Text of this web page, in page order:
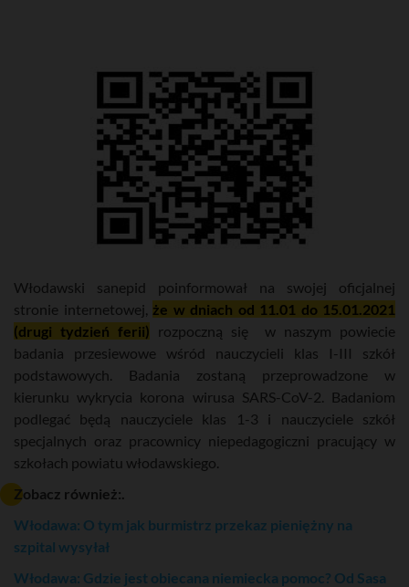
Włodawski sanepid poinformował na swojej oficjalnej
stronie internetowej, że w dniach od 11.01 do 15.01.2021
(drugi tydzień ferii) rozpoczną się w naszym powiecie
badania przesiewowe wśród nauczycieli klas I-III szkół
podstawowych. Badania zostaną przeprowadzone w
kierunku wykrycia korona wirusa SARS-CoV-2. Badaniom
podlegać będą nauczyciele klas 1-3 i nauczyciele szkół
specjalnych oraz pracownicy niepedagogiczni pracujący w
szkołach powiatu włodawskiego.
Zobacz również:.
Włodawa: O tym jak burmistrz przekaz pieniężny na
szpital wysyłał
Włodawa: Gdzie jest obiecana niemiecka pomoc? Od Sasa